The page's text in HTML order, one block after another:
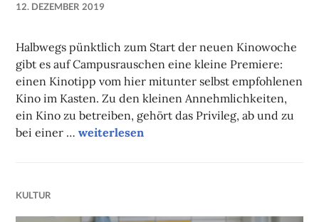
12. DEZEMBER 2019
Halbwegs pünktlich zum Start der neuen Kinowoche
gibt es auf Campusrauschen eine kleine Premiere:
einen Kinotipp vom hier mitunter selbst empfohlenen
Kino im Kasten. Zu den kleinen Annehmlichkeiten,
ein Kino zu betreiben, gehört das Privileg, ab und zu
bei einer …Filmtipp des Monats: Die Wache
weiterlesen
KULTUR